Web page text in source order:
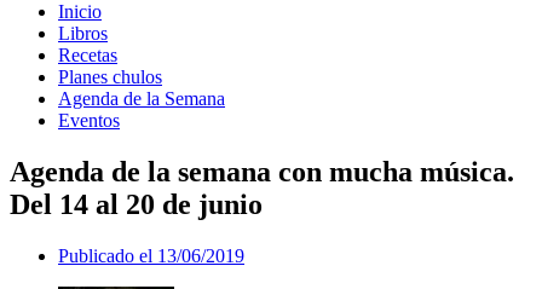
Inicio
Libros
Recetas
Planes chulos
Agenda de la Semana
Eventos
Agenda de la semana con mucha música.
Del 14 al 20 de junio
Publicado el 13/06/2019